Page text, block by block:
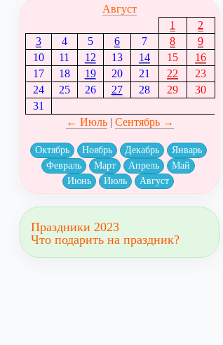
Август
1
2
3
4 5 6 7 8
9
10
11 12 13 14 15
16
17
18 19 20 21 22
23
24
25 26 27 28 29
30
31
← Июль| Сентябрь →
Октябрь Ноябрь Декабрь
Январь
Февраль
Март Апрель
Май
Июнь
Июль Август
Праздники 2023
Что подарить на праздник?